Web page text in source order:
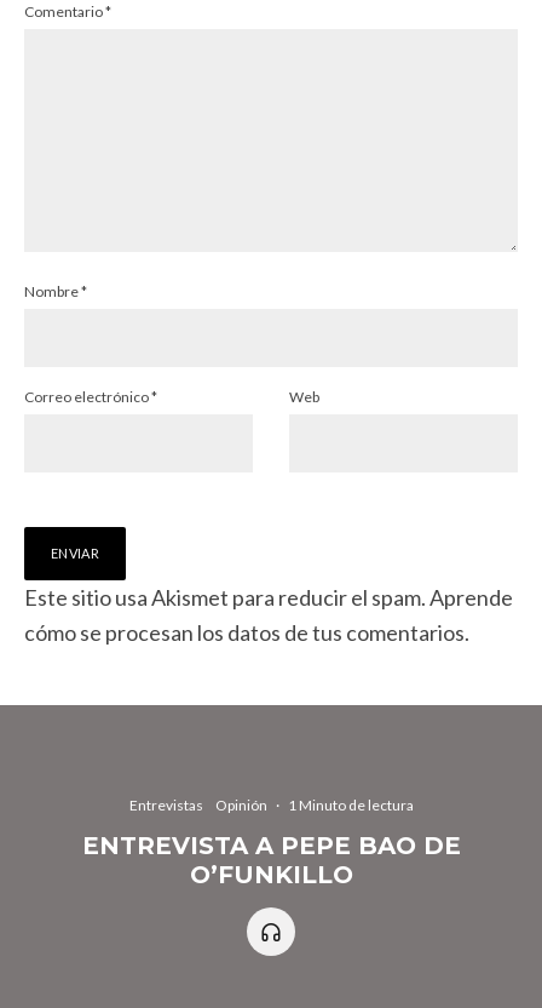
Comentario*
Nombre*
Correo electrónico* Web
Este sitio usa Akismet para reducir el spam.Aprende
cómo se procesan los datos de tus comentarios.
Entrevistas Opinión · 1 Minuto de lectura
ENTREVISTA A PEPE BAO DE
O’FUNKILLO